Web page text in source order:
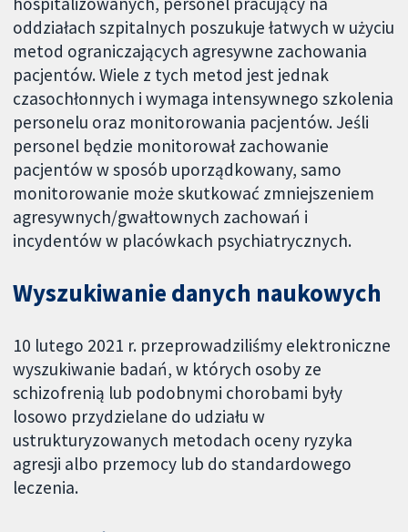
oddziałach szpitalnych poszukuje łatwych w użyciu
metod ograniczających agresywne zachowania
pacjentów. Wiele z tych metod jest jednak
czasochłonnych i wymaga intensywnego szkolenia
personelu oraz monitorowania pacjentów. Jeśli
personel będzie monitorował zachowanie
pacjentów w sposób uporządkowany, samo
monitorowanie może skutkować zmniejszeniem
agresywnych/gwałtownych zachowań i
incydentów w placówkach psychiatrycznych.
Wyszukiwanie danych naukowych
10 lutego 2021 r. przeprowadziliśmy elektroniczne
wyszukiwanie badań, w których osoby ze
schizofrenią lub podobnymi chorobami były
losowo przydzielane do udziału w
ustrukturyzowanych metodach oceny ryzyka
agresji albo przemocy lub do standardowego
leczenia.